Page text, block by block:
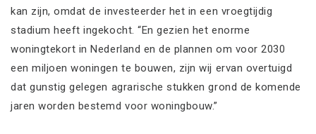
kan zijn, omdat de investeerder het in een vroegtijdig
stadium heeft ingekocht. “En gezien het enorme
woningtekort in Nederland en de plannen om voor 2030
een miljoen woningen te bouwen, zijn wij ervan overtuigd
dat gunstig gelegen agrarische stukken grond de komende
jaren worden bestemd voor woningbouw.”